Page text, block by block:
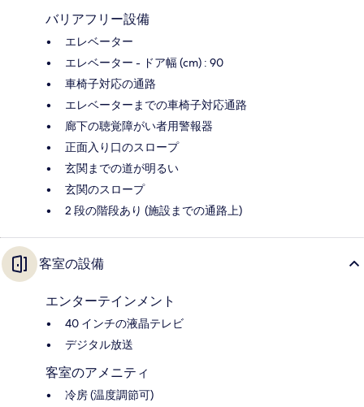
バリアフリー設備
エレベーター
エレベーター - ドア幅 (cm) : 90
車椅子対応の通路
エレベーターまでの車椅子対応通路
廊下の聴覚障がい者用警報器
正面入り口のスロープ
玄関までの道が明るい
玄関のスロープ
2 段の階段あり (施設までの通路上)
客室の設備
エンターテインメント
40 インチの液晶テレビ
デジタル放送
客室のアメニティ
冷房 (温度調節可)